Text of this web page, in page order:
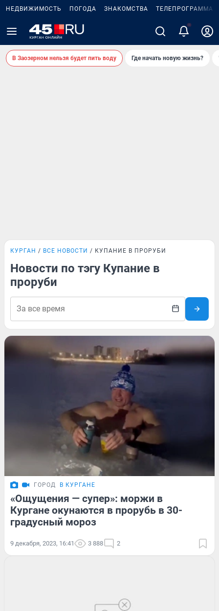
НЕДВИЖИМОСТЬ ПОГОДА ЗНАКОМСТВА ТЕЛЕПРОГРАММА
В Заозерном нельзя будет пить воду Где начать новую жизнь?
КУРГАН ВСЕ НОВОСТИ КУПАНИЕ В ПРОРУБИ
Новости по тэгу Купание в
проруби
ГОРОД В КУРГАНЕ
«Ощущения — супер»: моржи в
Кургане окунаются в прорубь в 30-
градусный мороз
9 декабря, 2023, 16:41 3 888 2